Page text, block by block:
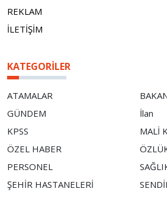
REKLAM
İLETİŞİM
KATEGORILER
ATAMALAR
GÜNDEM
İlan
KPSS
MALİ
ÖZEL HABER
PERSONEL
ŞEHİR HASTANELERİ